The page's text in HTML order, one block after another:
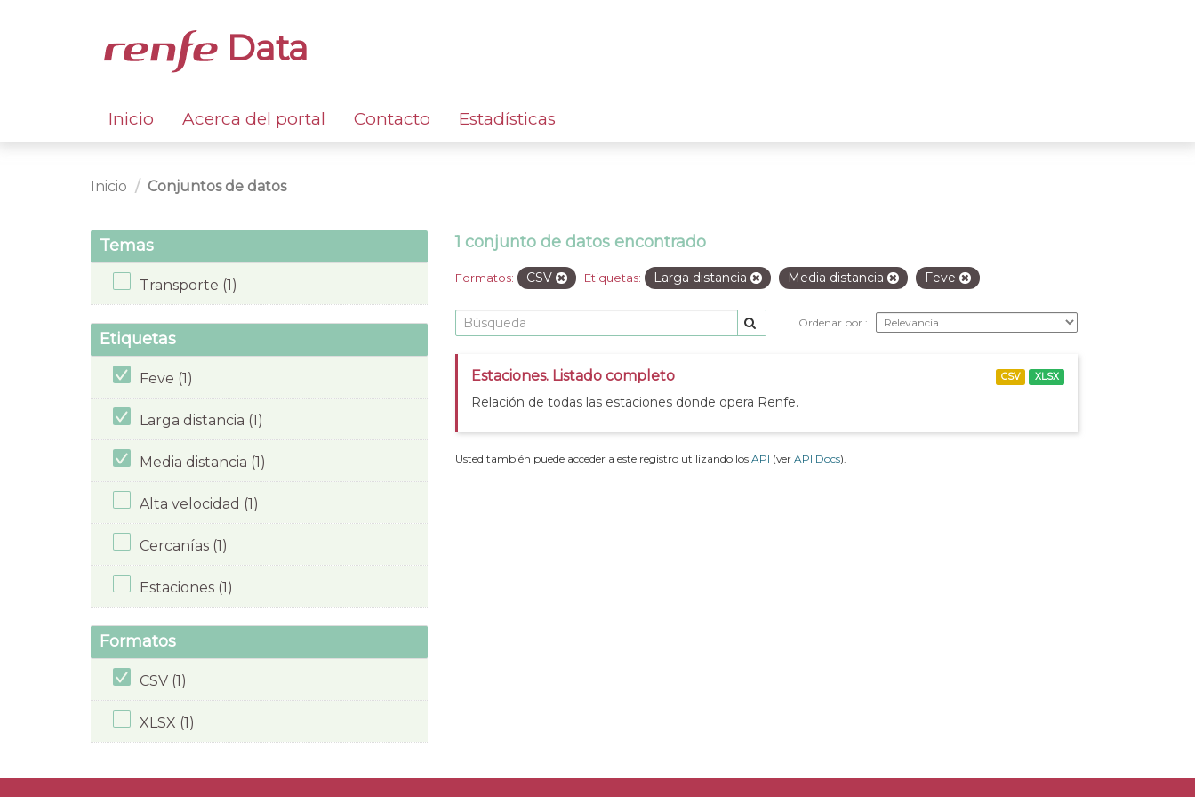
Data
Inicio Acerca del portal Contacto Estadísticas
Inicio Conjuntos de datos
Temas
Transporte (1)
Etiquetas
Feve (1)
Larga distancia (1)
Media distancia (1)
Alta velocidad (1)
Cercanías (1)
Estaciones (1)
Formatos
CSV (1)
XLSX (1)
1 conjunto de datos encontrado
Formatos: CSV Etiquetas: Larga distancia Media distancia Feve
Ordenar por
Estaciones. Listado completo
Relación de todas las estaciones donde opera Renfe.
CSV XLSX
Usted también puede acceder a este registro utilizando los API (ver API Docs).